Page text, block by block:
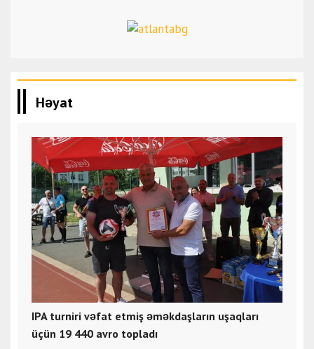
Həyat
IPA turniri vəfat etmiş əməkdaşların uşaqları
üçün 19 440 avro topladı